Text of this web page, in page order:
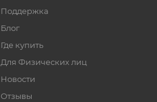
Поддержка
Блог
Где купить
Для Физических лиц
Новости
Отзывы